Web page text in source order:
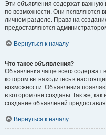
Эти объявления содержат
по возможности. Они появляются
личном разделе. Права на
предоставляются
Вернуться к началу
Что такое объявления?
Объявления чаще всего
котором вы находитесь в
возможности. Объявления
в котором они созданы. Так же,
создание объявлений
Вернуться к началу